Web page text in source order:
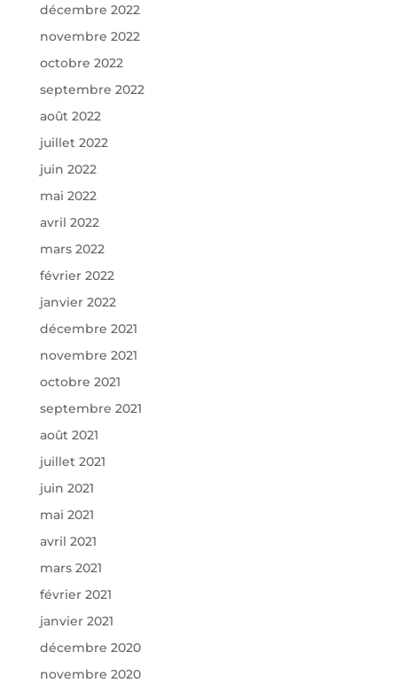
décembre 2022
novembre 2022
octobre 2022
septembre 2022
août 2022
juillet 2022
juin 2022
mai 2022
avril 2022
mars 2022
février 2022
janvier 2022
décembre 2021
novembre 2021
octobre 2021
septembre 2021
août 2021
juillet 2021
juin 2021
mai 2021
avril 2021
mars 2021
février 2021
janvier 2021
décembre 2020
novembre 2020